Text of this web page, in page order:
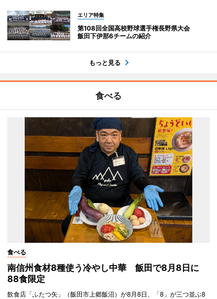
エリア特集
第108回全国高校野球選手権長野県大会
飯田下伊那6チームの紹介
もっと見る
食べる
食べる
南信州食材8種使う冷やし中華 飯田で8月8日に
88食限定
飲食店「ふたつ矢」（飯田市上郷飯沼）が8月8日、「8」が三つ並ぶ8